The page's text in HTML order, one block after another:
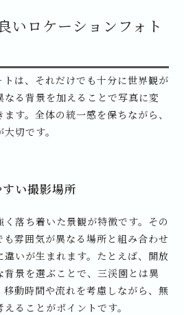
いロケーションフォト
は、それだけでも十分に世界観が
る背景を加えることで写真に変
す。全体の統一感を保ちながら、
切です。
い撮影場所
落ち着いた景観が特徴です。その
雰囲気が異なる場所と組み合わせ
違いが生まれます。たとえば、開放
景を選ぶことで、三渓園とは異
動時間や流れを考慮しながら、無
ることがポイントです。